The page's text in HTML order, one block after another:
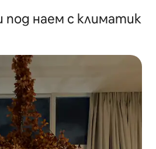
наем с климатик